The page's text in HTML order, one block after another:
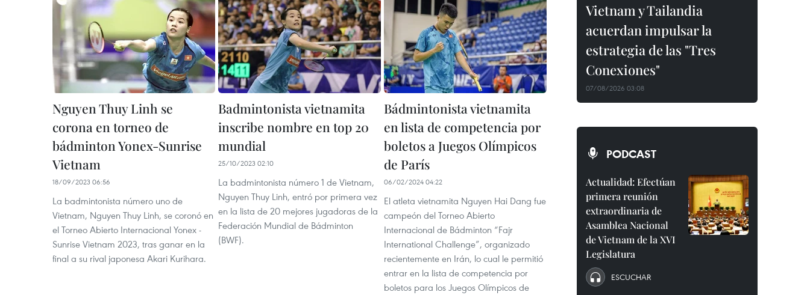
Nguyen Thuy Linh se
corona en torneo de
bádminton Yonex-Sunrise
Vietnam
18/09/2023 06:56
La badmintonista número uno de
Vietnam, Nguyen Thuy Linh, se coronó en
el Torneo Abierto Internacional Yonex -
Sunrise Vietnam 2023, tras ganar en la
final a su rival japonesa Akari Kurihara.
Badmintonista vietnamita
inscribe nombre en top 20
mundial
25/10/2023 02:10
La badmintonista número 1 de Vietnam,
Nguyen Thuy Linh, entró por primera vez
en la lista de 20 mejores jugadoras de la
Federación Mundial de Bádminton
(BWF).
Bádmintonista vietnamita
en lista de competencia por
boletos a Juegos Olímpicos
de París
06/02/2024 04:22
El atleta vietnamita Nguyen Hai Dang fue
campeón del Torneo Abierto
Internacional de Bádminton “Fajr
International Challenge”, organizado
recientemente en Irán, lo cual le permitió
entrar en la lista de competencia por
boletos para los Juegos Olímpicos de
Vietnam y Tailandia
acuerdan impulsar la
estrategia de las "Tres
Conexiones"
07/08/2026 03:08
PODCAST
Actualidad: Efectúan
primera reunión
extraordinaria de
Asamblea Nacional
de Vietnam de la XVI
Legislatura
ESCUCHAR